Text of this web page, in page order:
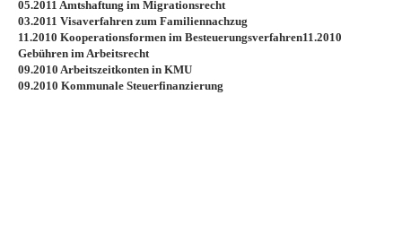
05.2011 Amtshaftung im Migrationsrecht
03.2011 Visaverfahren zum Familiennachzug
11.2010 Kooperationsformen im Besteuerungsverfahren11.2010
Gebühren im Arbeitsrecht
09.2010 Arbeitszeitkonten in KMU
09.2010 Kommunale Steuerfinanzierung